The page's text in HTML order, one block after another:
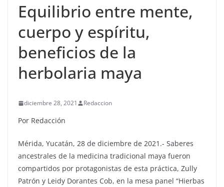
Equilibrio entre mente,
cuerpo y espíritu,
beneficios de la
herbolaria maya
diciembre 28, 2021 Redaccion
Por Redacción
Mérida, Yucatán, 28 de diciembre de 2021.- Saberes
ancestrales de la medicina tradicional maya fueron
compartidos por protagonistas de esta práctica, Zully
Patrón y Leidy Dorantes Cob, en la mesa panel “Hierbas